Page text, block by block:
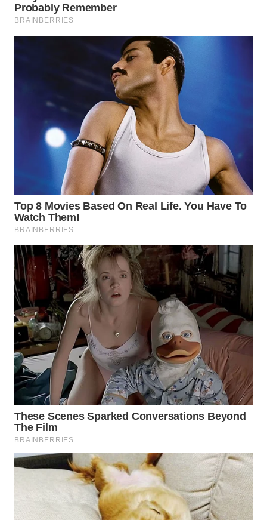
SUMEDANG
KEPULAUAN
WN
TANGERANG
BINJAI
WN
CIREBON
WN
INDRAMAYU
WN
KUNINGAN
WN
MAJALENGKA
SUBANG
WN
SUKABUMI
WN
PURWAKARTA